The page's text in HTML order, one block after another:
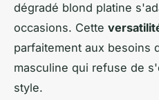
dégradé blond platine
occasions. Cette
parfaitement aux besoins
masculine qui refuse de
style.